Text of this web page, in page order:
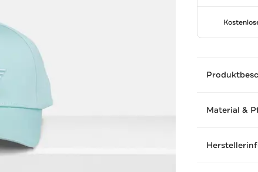
Material &